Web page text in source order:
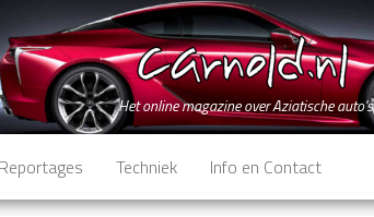
Het online magazine over Aziatische auto's
Reportages Techniek Info en Contact